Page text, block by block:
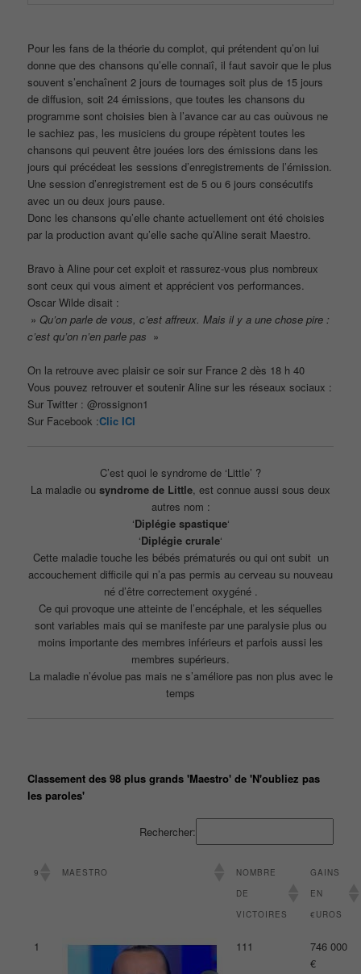
Pour les fans de la théorie du complot, qui prétendent qu’on lui
donne que des chansons qu’elle connaiî, il faut savoir que le plus
souvent s’enchaînent 2 jours de tournages soit plus de 15 jours
de diffusion, soit 24 émissions, que toutes les chansons du
programme sont choisies bien à l’avance car au cas ouùvous ne
le sachiez pas, les musiciens du groupe répètent toutes les
chansons qui peuvent être jouées lors des émissions dans les
jours qui précédeat les sessions d’enregistrements de l’émission.
Une session d’enregistrement est de 5 ou 6 jours consécutifs
avec un ou deux jours pause.
Donc les chansons qu’elle chante actuellement ont été choisies
par la production avant qu’elle sache qu’Aline serait Maestro.
Bravo à Aline pour cet exploit et rassurez-vous plus nombreux
sont ceux qui vous aiment et apprécient vos performances.
Oscar Wilde disait :
» Qu’on parle de vous, c’est affreux. Mais il y a une chose pire :
c’est qu’on n’en parle pas »
On la retrouve avec plaisir ce soir sur France 2 dès 18 h 40
Vous pouvez retrouver et soutenir Aline sur les réseaux sociaux :
Sur Twitter : @rossignon1
Sur Facebook :Clic ICI
C’est quoi le syndrome de ‘Little’ ?
La maladie ou syndrome de Little, est connue aussi sous deux
autres nom :
‘Diplégie spastique‘
‘Diplégie crurale‘
Cette maladie touche les bébés prématurés ou qui ont subit un
accouchement difficile qui n’a pas permis au cerveau su nouveau
né d’être correctement oxygéné .
Ce qui provoque une atteinte de l’encéphale, et les séquelles
sont variables mais qui se manifeste par une paralysie plus ou
moins importante des membres inférieurs et parfois aussi les
membres supérieurs.
La maladie n’évolue pas mais ne s’améliore pas non plus avec le
temps
Classement des 98 plus grands 'Maestro' de 'N'oubliez pas
les paroles'
Rechercher:
9 MAESTRO
NOMBRE
DE
VICTOIRES
GAINS
EN
€UROS
1 111
746 000
€